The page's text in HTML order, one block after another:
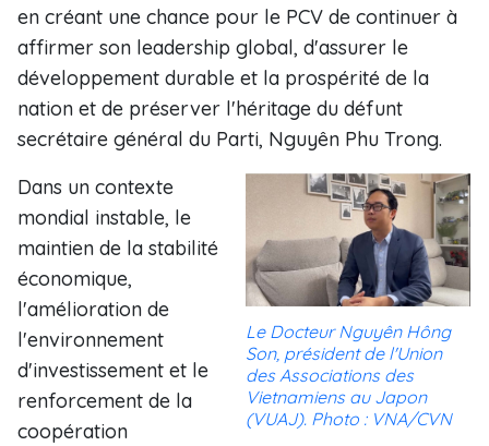
en créant une chance pour le PCV de continuer à
affirmer son leadership global, d'assurer le
développement durable et la prospérité de la
nation et de préserver l'héritage du défunt
secrétaire général du Parti, Nguyên Phu Trong.
Le Docteur Nguyên Hông
Son, président de l'Union
des Associations des
Vietnamiens au Japon
(VUAJ). Photo : VNA/CVN
Dans un contexte
mondial instable, le
maintien de la stabilité
économique,
l'amélioration de
l'environnement
d'investissement et le
renforcement de la
coopération